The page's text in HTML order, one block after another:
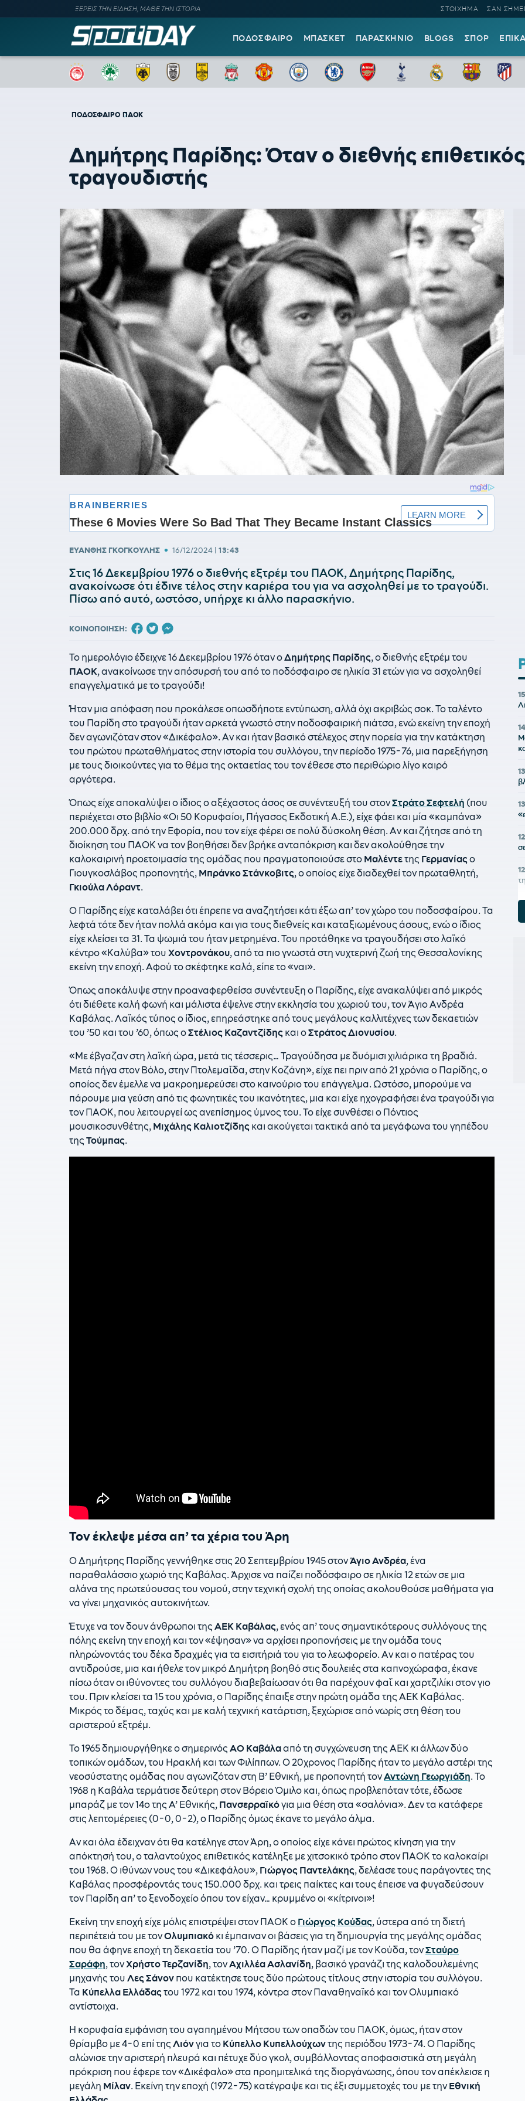
ΞΕΡΕΙΣ ΤΗΝ ΕΙΔΗΣΗ, ΜΑΘΕ ΤΗΝ ΙΣΤΟΡΙΑ ΣΤΟΙΧΗΜΑ ΣΑΝ
ΠΟΔΟΣΦΑΙΡΟ ΜΠΑΣΚΕΤ ΠΑΡΑΣΚΗΝΙΟ BLOGS ΣΠΟΡ
ΠΟΔΟΣΦΑΙΡΟ ΠΑΟΚ
Δημήτρης Παρίδης: Όταν ο διεθνής
τραγουδιστής
ΕΥΑΝΘΗΣ ΓΚΟΓΚΟΥΛΗΣ • 16/12/2024 | 13:43
Στις 16 Δεκεμβρίου 1976 ο διεθνής εξτρέμ του ΠΑΟΚ, Δημήτρης Παρίδης,
ανακοίνωσε ότι έδινε τέλος στην καριέρα του για να ασχοληθεί με το τραγούδι.
Πίσω από αυτό, ωστόσο, υπήρχε κι άλλο παρασκήνιο.
ΚΟΙΝΟΠΟΙΗΣΗ:
Το ημερολόγιο έδειχνε 16 Δεκεμβρίου 1976 όταν οΔημήτρης Παρίδης, ο διεθνής εξτρέμ του
ΠΑΟΚ, ανακοίνωσε την απόσυρσή του από το ποδόσφαιρο σε ηλικία 31 ετών για να ασχοληθεί
επαγγελματικά με το τραγούδι!
Ήταν μια απόφαση που προκάλεσε οπωσδήποτε εντύπωση, αλλά όχι ακριβώς σοκ. Το ταλέντο
του Παρίδη στο τραγούδι ήταν αρκετά γνωστό στην ποδοσφαιρική πιάτσα, ενώ εκείνη την εποχή
δεν αγωνιζόταν στον «Δικέφαλο». Αν και ήταν βασικό στέλεχος στην πορεία για την κατάκτηση
του πρώτου πρωταθλήματος στην ιστορία του συλλόγου, την περίοδο 1975-76, μια παρεξήγηση
με τους διοικούντες για το θέμα της οκταετίας του τον έθεσε στο περιθώριο λίγο καιρό
αργότερα.
Όπως είχε αποκαλύψει ο ίδιος ο αξέχαστος άσος σε συνέντευξή του στονΣτράτο Σεφτελή (που
περιέχεται στο βιβλίο «Οι 50 Κορυφαίοι, Πήγασος Εκδοτική Α.Ε.), είχε φάει και μία «καμπάνα»
200.000 δρχ. από την Εφορία, που τον είχε φέρει σε πολύ δύσκολη θέση. Αν και ζήτησε από τη
διοίκηση του ΠΑΟΚ να τον βοηθήσει δεν βρήκε ανταπόκριση και δεν ακολούθησε την
καλοκαιρινή προετοιμασία της ομάδας που πραγματοποιούσε στο Μαλέντετης Γερμανίαςο
Γιουγκοσλάβος προπονητής, Μπράνκο Στάνκοβιτς, ο οποίος είχε διαδεχθεί τον πρωταθλητή,
Γκιούλα Λόραντ.
Ο Παρίδης είχε καταλάβει ότι έπρεπε να αναζητήσει κάτι έξω απ’ τον χώρο του ποδοσφαίρου. Τα
λεφτά τότε δεν ήταν πολλά ακόμα και για τους διεθνείς και καταξιωμένους άσους, ενώ ο ίδιος
είχε κλείσει τα 31. Τα ψωμιά του ήταν μετρημένα. Του προτάθηκε να τραγουδήσει στο λαϊκό
κέντρο «Καλύβα» του Χοντρονάκου, από τα πιο γνωστά στη νυχτερινή ζωή της Θεσσαλονίκης
εκείνη την εποχή. Αφού το σκέφτηκε καλά, είπε το «ναι».
Όπως αποκάλυψε στην προαναφερθείσα συνέντευξη ο Παρίδης, είχε ανακαλύψει από μικρός
ότι διέθετε καλή φωνή και μάλιστα έψελνε στην εκκλησία του χωριού του, τον Άγιο Ανδρέα
Καβάλας. Λαϊκός τύπος ο ίδιος, επηρεάστηκε από τους μεγάλους καλλιτέχνες των δεκαετιών
του ’50 και του ’60, όπως οΣτέλιος Καζαντζίδης και οΣτράτος Διονυσίου.
«Με έβγαζαν στη λαϊκή ώρα, μετά τις τέσσερις… Τραγούδησα με δυόμισι χιλιάρικα τη βραδιά.
Μετά πήγα στον Βόλο, στην Πτολεμαΐδα, στην Κοζάνη», είχε πει πριν από 21 χρόνια ο Παρίδης, ο
οποίος δεν έμελλε να μακροημερεύσει στο καινούριο του επάγγελμα. Ωστόσο, μπορούμε να
πάρουμε μια γεύση από τις φωνητικές του ικανότητες, μια και είχε ηχογραφήσει ένα τραγούδι για
τον ΠΑΟΚ, που λειτουργεί ως ανεπίσημος ύμνος του. Το είχε συνθέσει ο Πόντιος
μουσικοσυνθέτης, Μιχάλης Καλιοτζίδης και ακούγεται τακτικά από τα μεγάφωνα του γηπέδου
της Τούμπας.
Τον έκλεψε μέσα απ’ τα χέρια του Άρη
Ο Δημήτρης Παρίδης γεννήθηκε στις 20 Σεπτεμβρίου 1945 στονΆγιο Ανδρέα, ένα
παραθαλάσσιο χωριό της Καβάλας. Άρχισε να παίζει ποδόσφαιρο σε ηλικία 12 ετών σε μια
αλάνα της πρωτεύουσας του νομού, στην τεχνική σχολή της οποίας ακολουθούσε μαθήματα για
να γίνει μηχανικός αυτοκινήτων.
Έτυχε να τον δουν άνθρωποι της ΑΕΚ Καβάλας, ενός απ’ τους σημαντικότερους συλλόγους της
πόλης εκείνη την εποχή και τον «έψησαν» να αρχίσει προπονήσεις με την ομάδα τους
πληρώνοντάς του δέκα δραχμές για τα εισιτήριά του για το λεωφορείο. Αν και ο πατέρας του
αντιδρούσε, μια και ήθελε τον μικρό Δημήτρη βοηθό στις δουλειές στα καπνοχώραφα, έκανε
πίσω όταν οι ιθύνοντες του συλλόγου διαβεβαίωσαν ότι θα παρέχουν φαΐ και χαρτζιλίκι στον γιο
του. Πριν κλείσει τα 15 του χρόνια, ο Παρίδης έπαιξε στην πρώτη ομάδα της ΑΕΚ Καβάλας.
Μικρός το δέμας, ταχύς και με καλή τεχνική κατάρτιση, ξεχώρισε από νωρίς στη θέση του
αριστερού εξτρέμ.
Το 1965 δημιουργήθηκε ο σημερινός ΑΟ Καβάλααπό τη συγχώνευση της ΑΕΚ κι άλλων δύο
τοπικών ομάδων, του Ηρακλή και των Φιλίππων. Ο 20χρονος Παρίδης ήταν το μεγάλο αστέρι της
νεοσύστατης ομάδας που αγωνιζόταν στη Β’ Εθνική, με προπονητή τονΑντώνη Γεωργιάδη. Το
1968 η Καβάλα τερμάτισε δεύτερη στον Βόρειο Όμιλο και, όπως προβλεπόταν τότε, έδωσε
μπαράζ με τον 14ο της Α’ Εθνικής, Πανσερραϊκόγια μια θέση στα «σαλόνια». Δεν τα κατάφερε
στις λεπτομέρειες (0-0, 0-2), ο Παρίδης όμως έκανε το μεγάλο άλμα.
Αν και όλα έδειχναν ότι θα κατέληγε στον Άρη, ο οποίος είχε κάνει πρώτος κίνηση για την
απόκτησή του, ο ταλαντούχος επιθετικός κατέληξε με χιτσοκικό τρόπο στον ΠΑΟΚ το καλοκαίρι
του 1968. Ο ιθύνων νους του «Δικεφάλου», Γιώργος Παντελάκης, δελέασε τους παράγοντες της
Καβάλας προσφέροντάς τους 150.000 δρχ. και τρεις παίκτες και τους έπεισε να φυγαδεύσουν
τον Παρίδη απ’ το ξενοδοχείο όπου τον είχαν… κρυμμένο οι «κίτρινοι»!
Εκείνη την εποχή είχε μόλις επιστρέψει στον ΠΑΟΚ ο Γιώργος Κούδας, ύστερα από τη διετή
περιπέτειά του με τονΟλυμπιακό κι έμπαιναν οι βάσεις για τη δημιουργία της μεγάλης ομάδας
που θα άφηνε εποχή τη δεκαετία του ’70. Ο Παρίδης ήταν μαζί με τον Κούδα, τονΣταύρο
Σαράφη, τονΧρήστο Τερζανίδη, τονΑχιλλέα Ασλανίδη, βασικό γρανάζι της καλοδουλεμένης
μηχανής του Λες Σάνον που κατέκτησε τους δύο πρώτους τίτλους στην ιστορία του συλλόγου.
Τα Κύπελλα Ελλάδαςτου 1972 και του 1974, κόντρα στον Παναθηναϊκό και τον Ολυμπιακό
αντίστοιχα.
Η κορυφαία εμφάνιση του αγαπημένου Μήτσου των οπαδών του ΠΑΟΚ, όμως, ήταν στον
θρίαμβο με 4-0 επί της Λιόνγια το Κύπελλο Κυπελλούχωντης περιόδου 1973-74. Ο Παρίδης
αλώνισε την αριστερή πλευρά και πέτυχε δύο γκολ, συμβάλλοντας αποφασιστικά στη μεγάλη
πρόκριση που έφερε τον «Δικέφαλο» στα προημιτελικά της διοργάνωσης, όπου τον απέκλεισε η
μεγάλη Μίλαν. Εκείνη την εποχή (1972-75) κατέγραψε και τις έξι συμμετοχές του με τηνΕθνική